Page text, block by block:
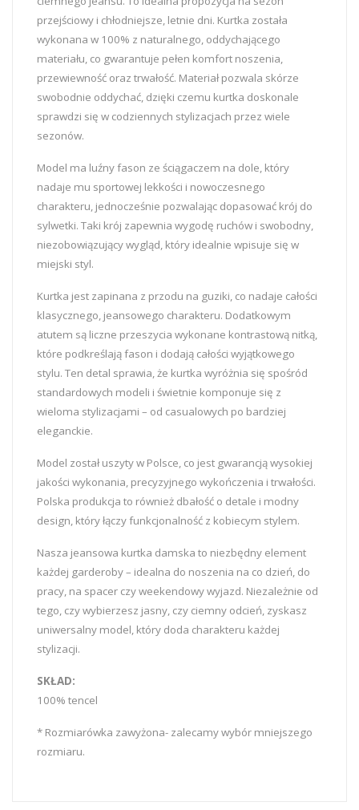
przejściowy i chłodniejsze, letnie dni. Kurtka została
wykonana w 100% z naturalnego, oddychającego
materiału, co gwarantuje pełen komfort noszenia,
przewiewność oraz trwałość. Materiał pozwala skórze
swobodnie oddychać, dzięki czemu kurtka doskonale
sprawdzi się w codziennych stylizacjach przez wiele
sezonów.
Model ma luźny fason ze ściągaczem na dole, który
nadaje mu sportowej lekkości i nowoczesnego
charakteru, jednocześnie pozwalając dopasować krój do
sylwetki. Taki krój zapewnia wygodę ruchów i swobodny,
niezobowiązujący wygląd, który idealnie wpisuje się w
miejski styl.
Kurtka jest zapinana z przodu na guziki, co nadaje całości
klasycznego, jeansowego charakteru. Dodatkowym
atutem są liczne przeszycia wykonane kontrastową nitką,
które podkreślają fason i dodają całości wyjątkowego
stylu. Ten detal sprawia, że kurtka wyróżnia się spośród
standardowych modeli i świetnie komponuje się z
wieloma stylizacjami – od casualowych po bardziej
eleganckie.
Model został uszyty w Polsce, co jest gwarancją wysokiej
jakości wykonania, precyzyjnego wykończenia i trwałości.
Polska produkcja to również dbałość o detale i modny
design, który łączy funkcjonalność z kobiecym stylem.
Nasza jeansowa kurtka damska to niezbędny element
każdej garderoby – idealna do noszenia na co dzień, do
pracy, na spacer czy weekendowy wyjazd. Niezależnie od
tego, czy wybierzesz jasny, czy ciemny odcień, zyskasz
uniwersalny model, który doda charakteru każdej
stylizacji.
SKŁAD:
100% tencel
* Rozmiarówka zawyżona- zalecamy wybór mniejszego
rozmiaru.